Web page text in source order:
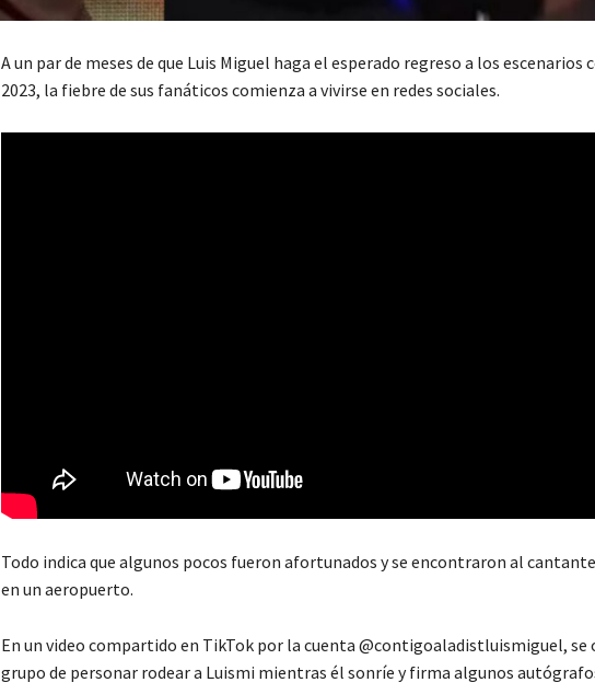
A un par de meses de que Luis Miguel haga el esperado regreso a los escenarios
2023, la fiebre de sus fanáticos comienza a vivirse en redes sociales.
Todo indica que algunos pocos fueron afortunados y se encontraron al
en un aeropuerto.
En un video compartido en TikTok por la cuenta @contigoaladistluismiguel, se
grupo de personar rodear a Luismi mientras él sonríe y firma algunos